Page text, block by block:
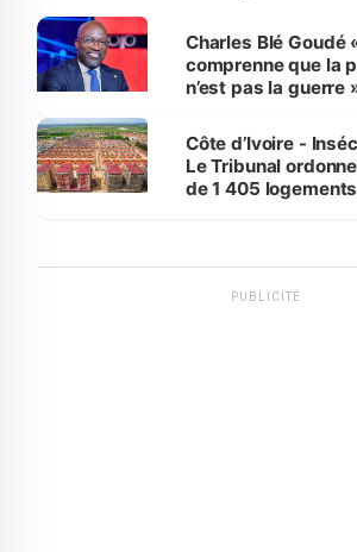
Charles Blé Goudé
comprenne que la
n’est pas la guerre
Côte d’Ivoire -
Le Tribunal
de 1 405
PUBLICITÉ